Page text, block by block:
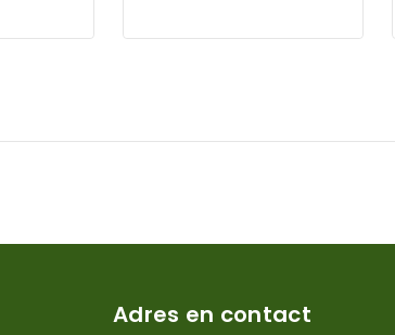
Adres en contact